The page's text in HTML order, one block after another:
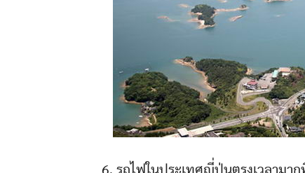
6. รถไฟในประเทศญี่ปุ่นตรงเวลามา